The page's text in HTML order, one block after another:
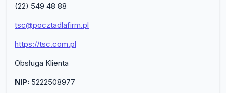
(22) 549 48 88
tsc@pocztadlafirm.pl
https://tsc.com.pl
Obsługa Klienta
NIP: 5222508977